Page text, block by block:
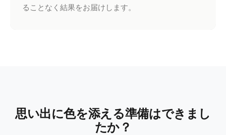
ることなく結果をお届けします。
思い出に色を添える準備はできまし
たか？